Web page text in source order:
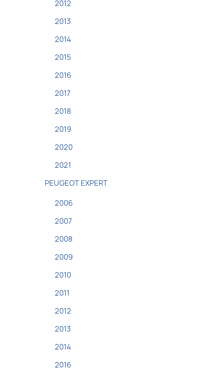
2012
2013
2014
2015
2016
2017
2018
2019
2020
2021
PEUGEOT EXPERT
2006
2007
2008
2009
2010
2011
2012
2013
2014
2016